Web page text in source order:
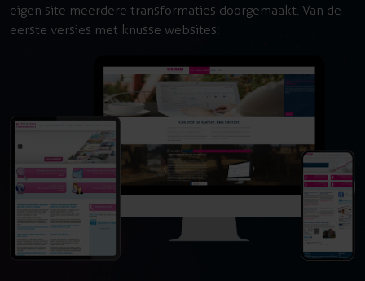
eigen site meerdere transformaties doorgemaakt. Van de
eerste versies met knusse websites: